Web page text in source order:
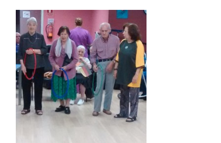
Centros
Ayudas
Contacto
Blog